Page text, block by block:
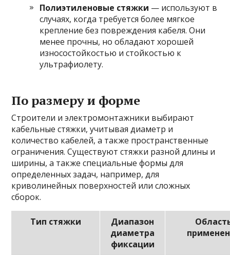
Полиэтиленовые стяжки — используют в
случаях, когда требуется более мягкое
крепление без повреждения кабеля. Они
менее прочны, но обладают хорошей
износостойкостью и стойкостью к
ультрафиолету.
По размеру и форме
Строители и электромонтажники выбирают
кабельные стяжки, учитывая диаметр и
количество кабелей, а также пространственные
ограничения. Существуют стяжки разной длины и
ширины, а также специальные формы для
определенных задач, например, для
криволинейных поверхностей или сложных
сборок.
Тип стяжки
Диапазон
диаметра
фиксации